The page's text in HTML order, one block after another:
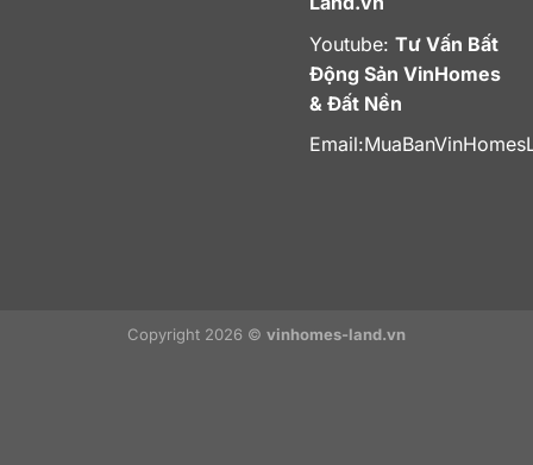
Youtube: Tư Vấn Bất
Động Sản VinHomes
& Đất Nền
Email:
Copyright 2026 © vinhomes-land.vn